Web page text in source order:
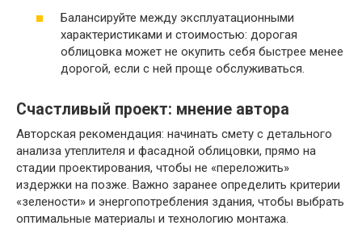
Балансируйте между эксплуатационными
характеристиками и стоимостью: дорогая
облицовка может не окупить себя быстрее менее
дорогой, если с ней проще обслуживаться.
Счастливый проект: мнение автора
Авторская рекомендация: начинать смету с детального
анализа утеплителя и фасадной облицовки, прямо на
стадии проектирования, чтобы не «переложить»
издержки на позже. Важно заранее определить критерии
«зелености» и энергопотребления здания, чтобы выбрать
оптимальные материалы и технологию монтажа.